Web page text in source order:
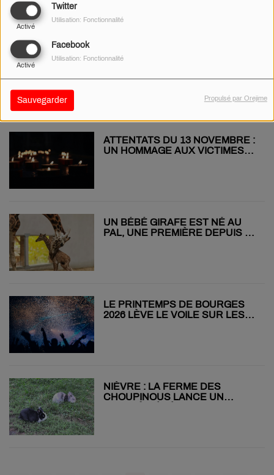
Twitter
Activé
Utilisation: Fonctionnalité
Facebook
Activé
Utilisation: Fonctionnalité
Sauvegarder Propulsé par Orejime
COLÈRE DES AGRICULTEURS :
NOVEMBRE À VIERZON, AU
ATTENTATS DU 13 NOVEMBRE :
UN HOMMAGE AUX VICTIMES
UN BÉBÉ GIRAFE EST NÉ AU
PAL, UNE PREMIÈRE DEPUIS 14
LE PRINTEMPS DE BOURGES
2026 LÈVE LE VOILE SUR LES
NIÈVRE : LA FERME DES
CHOUPINOUS LANCE UN